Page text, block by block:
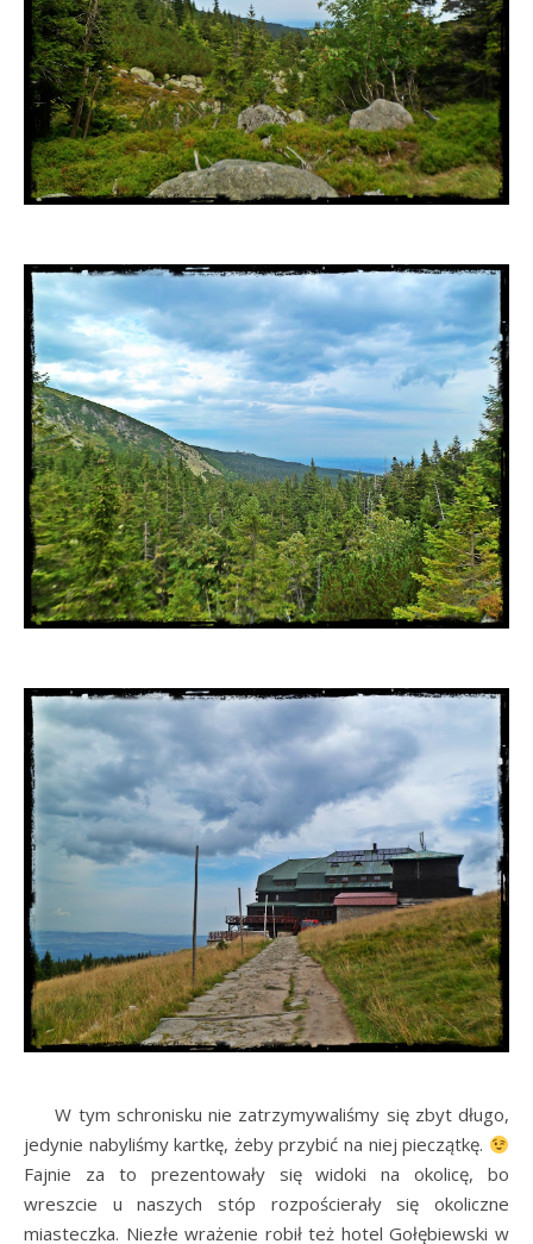
W tym schronisku nie zatrzymywaliśmy się zbyt długo,
jedynie nabyliśmy kartkę, żeby przybić na niej pieczątkę.
Fajnie za to prezentowały się widoki na okolicę, bo
wreszcie u naszych stóp rozpościerały się okoliczne
miasteczka. Niezłe wrażenie robił też hotel Gołębiewski w